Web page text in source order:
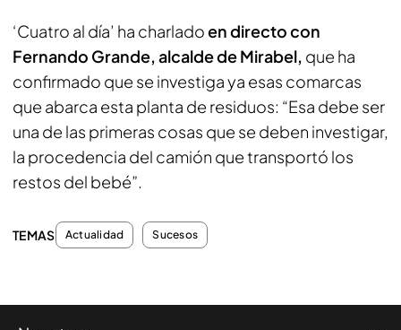
‘Cuatro al día’ ha charladoen directo con
Fernando Grande, alcalde de Mirabel, que ha
confirmado que se investiga ya esas comarcas
que abarca esta planta de residuos: “Esa debe ser
una de las primeras cosas que se deben investigar,
la procedencia del camión que transportó los
restos del bebé”.
TEMAS Actualidad Sucesos